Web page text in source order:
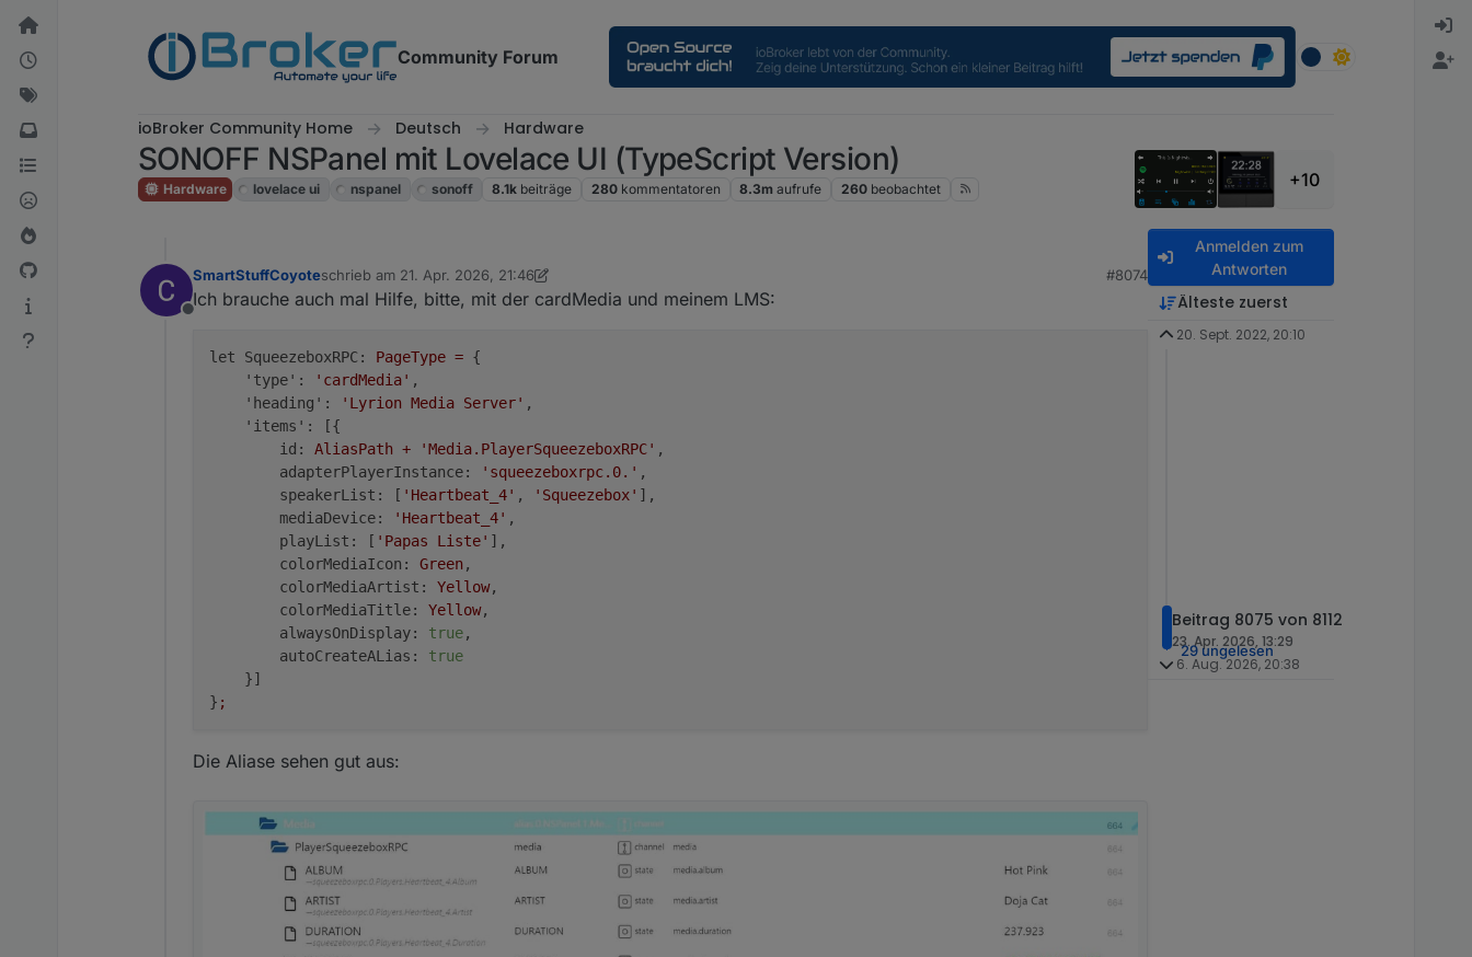
Weiter zum Inhalt
Community Forum
ioBroker Community Home Deutsch Hardware
SONOFF NSPanel mit Lovelace UI (TypeScript Version)
Hardware lovelace ui nspanel sonoff 8.1k beiträge 280 kommentatoren 8.3m aufrufe 260 beobachtet +10
Offline
SmartStuffCoyoteschrieb am 21. Apr. 2026, 21:46
zuletzt editiert von SmartStuffCoyote
#8074
Ich brauche auch mal Hilfe, bitte, mit der cardMedia und meinem LMS:
let SqueezeboxRPC: PageType = {
'type':
'cardMedia' ,
'heading':
'Lyrion Media Server' ,
'items':
[{
id:
AliasPath + 'Media.PlayerSqueezeboxRPC' ,
adapterPlayerInstance:
'squeezeboxrpc.0.' ,
speakerList:
[ 'Heartbeat_4' , 'Squeezebox' ],
mediaDevice:
'Heartbeat_4' ,
playList:
[ 'Papas Liste' ],
colorMediaIcon:
Green ,
colorMediaArtist:
Yellow,
colorMediaTitle:
Yellow,
alwaysOnDisplay:
true,
autoCreateALias:
true
    }]
} ;
Die Aliase sehen gut aus:
Anmelden zum
Antworten
Älteste zuerst
20. Sept. 2022, 20:10
Beitrag 8075 von 8112
23. Apr. 2026, 13:29
29 ungelesen
6. Aug. 2026, 20:38